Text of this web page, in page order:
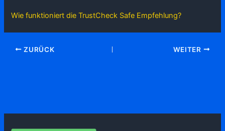
Wie funktioniert die TrustCheck Safe Empfehlung?
ZURÜCK WEITER